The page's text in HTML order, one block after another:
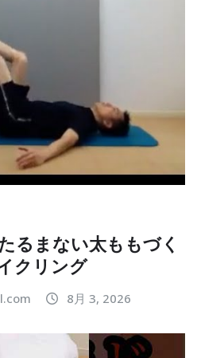
るまない太ももづく
クリング
8月 3, 2026